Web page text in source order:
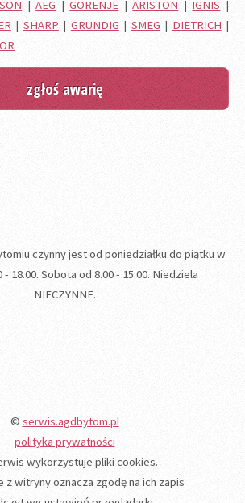
|AEG |GORENJE |ARISTON | IGNIS |
| SHARP | GRUNDIG | SMEG | DIETRICH |
zgłoś awarię
czynny jest od poniedziałku do piątku w
- 18.00. Sobota od 8.00 - 15.00. Niedziela
NIECZYNNE.
© serwis.agdbytom.pl
polityka prywatności
wykorzystuje pliki cookies.
z witryny oznacza zgodę na ich zapis